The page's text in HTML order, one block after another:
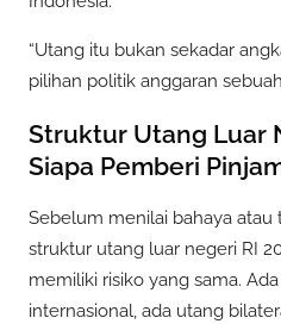
“Utang itu bukan sekadar
pilihan politik anggaran
Struktur Utang Luar
Siapa Pemberi
Sebelum menilai bahaya
struktur utang luar negeri RI
memiliki risiko yang sama.
internasional, ada utang